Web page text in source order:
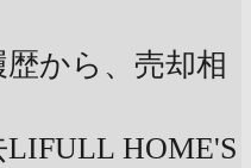
から、売却相
HOME'S